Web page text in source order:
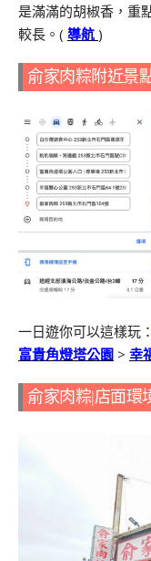
是滿滿的胡椒香，重
較長。( 導航 )
俞家肉粽附近景
一日遊你可以這樣玩：
富貴角燈塔公園 > 幸
俞家肉粽|店面環